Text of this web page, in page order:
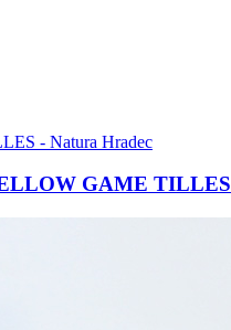
GAME TILLES